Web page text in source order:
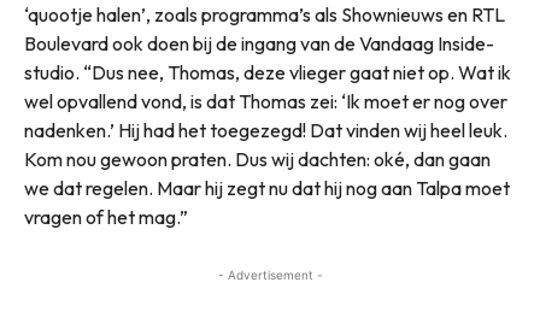
‘quootje halen’, zoals programma’s als Shownieuws en RTL
Boulevard ook doen bij de ingang van de Vandaag Inside-
studio. “Dus nee, Thomas, deze vlieger gaat niet op. Wat ik
wel opvallend vond, is dat Thomas zei: ‘Ik moet er nog over
nadenken.’ Hij had het toegezegd! Dat vinden wij heel leuk.
Kom nou gewoon praten. Dus wij dachten: oké, dan gaan
we dat regelen. Maar hij zegt nu dat hij nog aan Talpa moet
vragen of het mag.”
- Advertisement -